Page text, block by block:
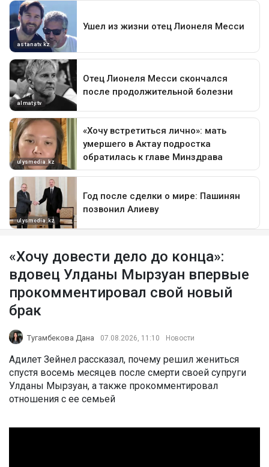
«Хочу довести дело до конца»:
вдовец Улданы Мырзуан впервые
прокомментировал свой новый
брак
Тугамбекова Дана 07.08.2026, 11:10 Новости
Адилет Зейнел рассказал, почему решил жениться
спустя восемь месяцев после смерти своей супруги
Улданы Мырзуан, а также прокомментировал
отношения с ее семьей